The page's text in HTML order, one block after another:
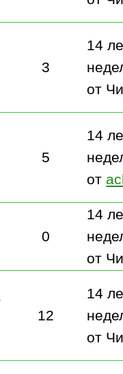
3
14
от
5
14
от
0
14
от
12
14
от